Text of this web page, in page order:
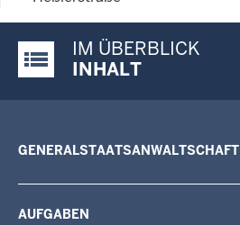
Justiz-Portal im Überblick:
IM ÜBERBLICK
INHALT
GENERALSTAATSANWALTSCHAFT
AUFGABEN